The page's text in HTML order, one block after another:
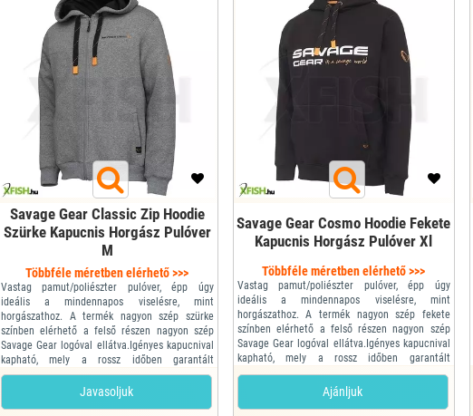
Savage Gear Classic Zip Hoodie
Szürke Kapucnis Horgász Pulóver
M
Többféle méretben elérhető >>>
Vastag pamut/poliészter pulóver, épp úgy
ideális a mindennapos viselésre, mint
horgászathoz. A termék nagyon szép szürke
színben elérhető a felső részen nagyon szép
Savage Gear logóval ellátva.Igényes kapucnival
kapható, mely a rossz időben garantált
védelmet biztosít a számunkra.
• Jellemzői:
Javasoljuk
Savage Gear Cosmo Hoodie Fekete
Kapucnis Horgász Pulóver Xl
Többféle méretben elérhető >>>
Vastag pamut/poliészter pulóver, épp úgy
ideális a mindennapos viselésre, mint
horgászathoz. A termék nagyon szép fekete
színben elérhető a felső részen nagyon szép
Savage Gear logóval ellátva.Igényes kapucnival
kapható, mely a rossz időben garantált
védelmet biztosít a számunkra.
Ajánljuk